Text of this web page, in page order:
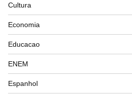
Cultura
Economia
Educacao
ENEM
Espanhol